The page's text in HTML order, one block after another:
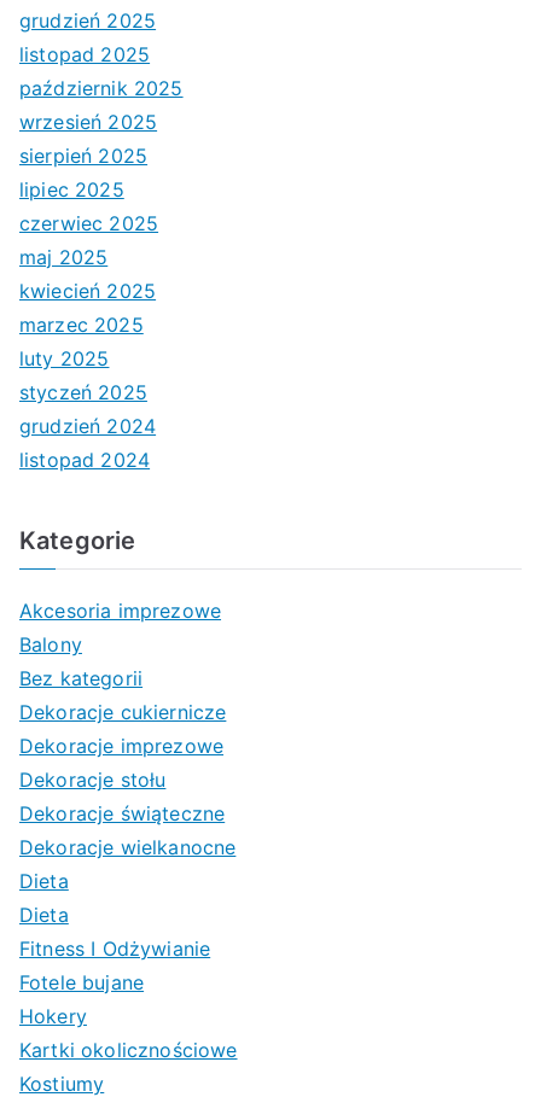
grudzień 2025
listopad 2025
październik 2025
wrzesień 2025
sierpień 2025
lipiec 2025
czerwiec 2025
maj 2025
kwiecień 2025
marzec 2025
luty 2025
styczeń 2025
grudzień 2024
listopad 2024
Kategorie
Akcesoria imprezowe
Balony
Bez kategorii
Dekoracje cukiernicze
Dekoracje imprezowe
Dekoracje stołu
Dekoracje świąteczne
Dekoracje wielkanocne
Dieta
Dieta
Fitness I Odżywianie
Fotele bujane
Hokery
Kartki okolicznościowe
Kostiumy